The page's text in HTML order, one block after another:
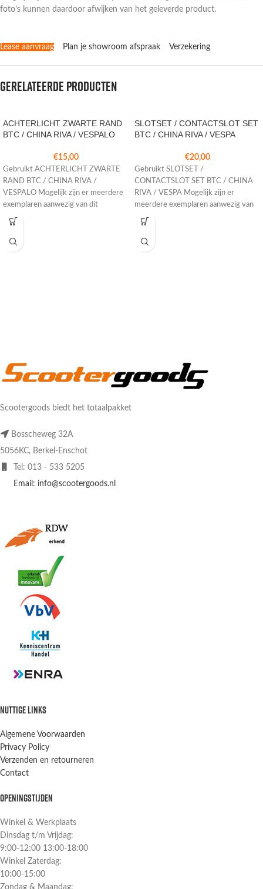
foto’s kunnen daardoor afwijken van het geleverde product.
Lease aanvraag Plan je showroom afspraak Verzekering
Gerelateerde producten
ACHTERLICHT ZWARTE RAND
BTC / CHINA RIVA / VESPALO
€15,00
Gebruikt ACHTERLICHT ZWARTE
RAND BTC / CHINA RIVA /
VESPALO Mogelijk zijn er meerdere
exemplaren aanwezig van dit
onderdeel. De
SLOTSET / CONTACTSLOT SET
BTC / CHINA RIVA / VESPA
€20,00
Gebruikt SLOTSET /
CONTACTSLOT SET BTC / CHINA
RIVA / VESPA Mogelijk zijn er
meerdere exemplaren aanwezig van
dit onderdeel.
Scootergoods biedt het totaalpakket
Bosscheweg 32A
5056KC, Berkel-Enschot
Tel: 013 - 533 5205
Email: info@scootergoods.nl
NUTTIGE LINKS
Algemene Voorwaarden
Privacy Policy
Verzenden en retourneren
Contact
OPENINGSTIJDEN
Winkel & Werkplaats
Dinsdag t/m Vrijdag:
9:00-12:00 13:00-18:00
Winkel Zaterdag:
10:00-15:00